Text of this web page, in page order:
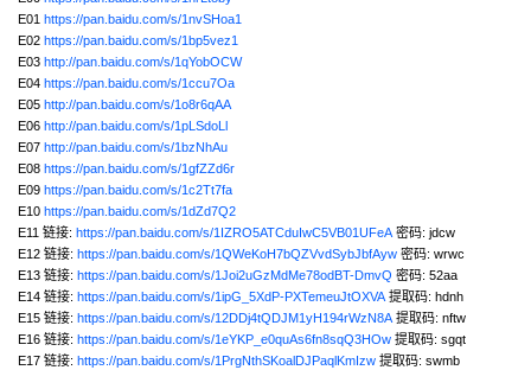
E01 https://pan.baidu.com/s/1nvSHoa1
E02 https://pan.baidu.com/s/1bp5vez1
E03 http://pan.baidu.com/s/1qYobOCW
E04 https://pan.baidu.com/s/1ccu7Oa
E05 http://pan.baidu.com/s/1o8r6qAA
E06 http://pan.baidu.com/s/1pLSdoLl
E07 http://pan.baidu.com/s/1bzNhAu
E08 https://pan.baidu.com/s/1gfZZd6r
E09 https://pan.baidu.com/s/1c2Tt7fa
E10 https://pan.baidu.com/s/1dZd7Q2
E11 链接: https://pan.baidu.com/s/1IZRO5ATCduIwC5VB01UFeA密码: jdcw
E12 链接: https://pan.baidu.com/s/1QWeKoH7bQZVvdSybJbfAyw 密码: wrwc
E13 链接: https://pan.baidu.com/s/1Joi2uGzMdMe78odBT-DmvQ 密码: 52aa
E14 链接: https://pan.baidu.com/s/1ipG_5XdP-PXTemeuJtOXVA提取码: hdnh
E15 链接: https://pan.baidu.com/s/12DDj4tQDJM1yH194rWzN8A提取码: nftw
E16 链接: https://pan.baidu.com/s/1eYKP_e0quAs6fn8sqQ3HOw 提取码: sgqt
E17 链接: https://pan.baidu.com/s/1PrgNthSKoalDJPaqlKmIzw 提取码: swmb